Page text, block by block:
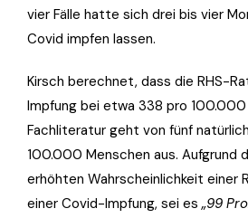
vier Fälle hatte sich drei bis vier
Covid impfen lassen.
Kirsch berechnet, dass die RHS-
Impfung bei etwa 338 pro
Fachliteratur geht von fünf
100.000 Menschen aus. Aufgrund
erhöhten Wahrscheinlichkeit einer
einer Covid-Impfung, sei es „99